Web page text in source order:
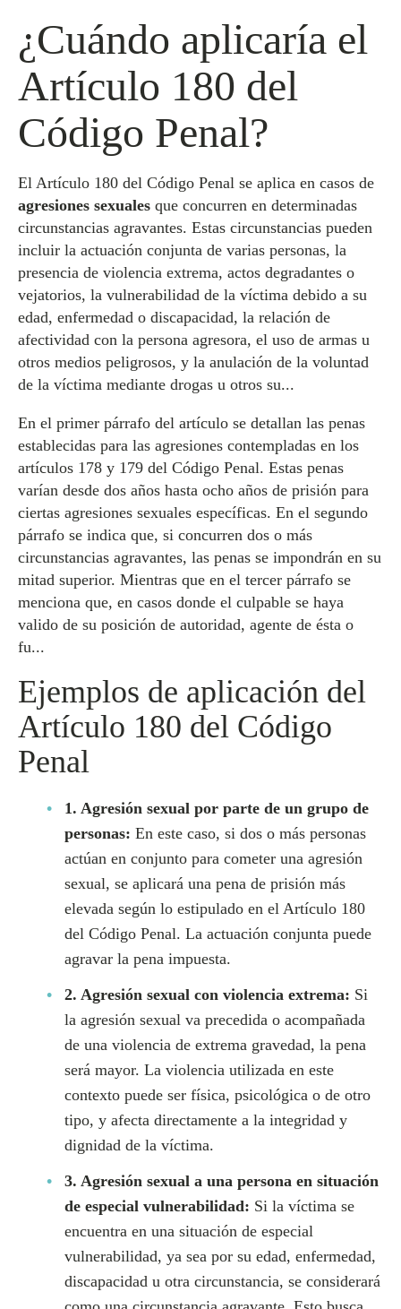
¿Cuándo aplicaría el
Artículo 180 del
Código Penal?
El Artículo 180 del Código Penal se aplica en casos de
agresiones sexuales que concurren en determinadas
circunstancias agravantes. Estas circunstancias pueden
incluir la actuación conjunta de varias personas, la
presencia de violencia extrema, actos degradantes o
vejatorios, la vulnerabilidad de la víctima debido a su
edad, enfermedad o discapacidad, la relación de
afectividad con la persona agresora, el uso de armas u
otros medios peligrosos, y la anulación de la voluntad
de la víctima mediante drogas u otros su...
En el primer párrafo del artículo se detallan las penas
establecidas para las agresiones contempladas en los
artículos 178 y 179 del Código Penal. Estas penas
varían desde dos años hasta ocho años de prisión para
ciertas agresiones sexuales específicas. En el segundo
párrafo se indica que, si concurren dos o más
circunstancias agravantes, las penas se impondrán en su
mitad superior. Mientras que en el tercer párrafo se
menciona que, en casos donde el culpable se haya
valido de su posición de autoridad, agente de ésta o
fu...
Ejemplos de aplicación del
Artículo 180 del Código
Penal
1. Agresión sexual por parte de un grupo de
personas: En este caso, si dos o más personas
actúan en conjunto para cometer una agresión
sexual, se aplicará una pena de prisión más
elevada según lo estipulado en el Artículo 180
del Código Penal. La actuación conjunta puede
agravar la pena impuesta.
2. Agresión sexual con violencia extrema: Si
la agresión sexual va precedida o acompañada
de una violencia de extrema gravedad, la pena
será mayor. La violencia utilizada en este
contexto puede ser física, psicológica o de otro
tipo, y afecta directamente a la integridad y
dignidad de la víctima.
3. Agresión sexual a una persona en situación
de especial vulnerabilidad: Si la víctima se
encuentra en una situación de especial
vulnerabilidad, ya sea por su edad, enfermedad,
discapacidad u otra circunstancia, se considerará